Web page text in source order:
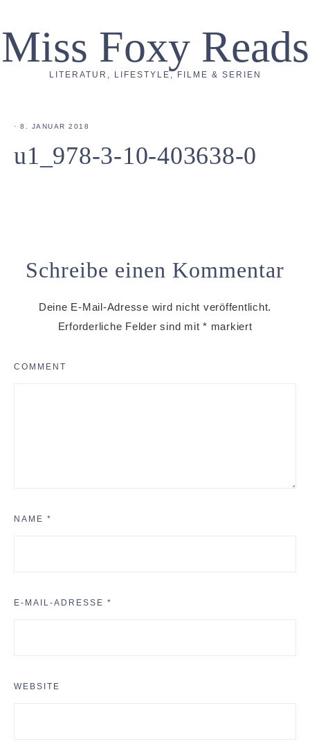
Miss Foxy Reads
LITERATUR, LIFESTYLE, FILME & SERIEN
· 8. JANUAR 2018
u1_978-3-10-403638-0
Schreibe einen Kommentar
Deine E-Mail-Adresse wird nicht veröffentlicht.
Erforderliche Felder sind mit * markiert
COMMENT
NAME *
E-MAIL-ADRESSE *
WEBSITE